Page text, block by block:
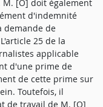
[O] doit également
d'indemnité
demande de
25 de la
applicable
d'une prime de
de cette prime sur
Toutefois, il
de travail de M. [O]